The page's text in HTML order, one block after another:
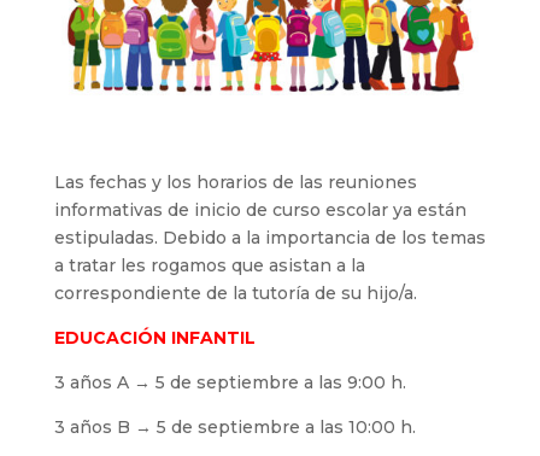
Las fechas y los horarios de las reuniones
informativas de inicio de curso escolar ya están
estipuladas. Debido a la importancia de los temas
a tratar les rogamos que asistan a la
correspondiente de la tutoría de su hijo/a.
EDUCACIÓN INFANTIL
3 años A → 5 de septiembre a las 9:00 h.
3 años B → 5 de septiembre a las 10:00 h.